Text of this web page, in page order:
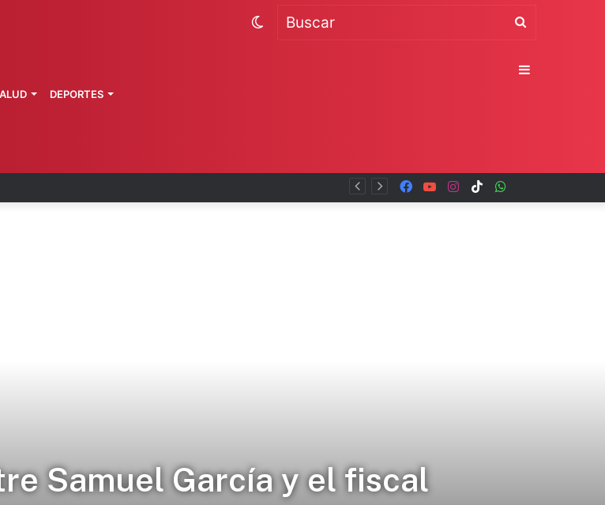
explosión de pipa TikTok
Instagram
YouTube
Facebook
DEPORTES
Buscar
Switch
Sidebar
Samuel García y el fiscal